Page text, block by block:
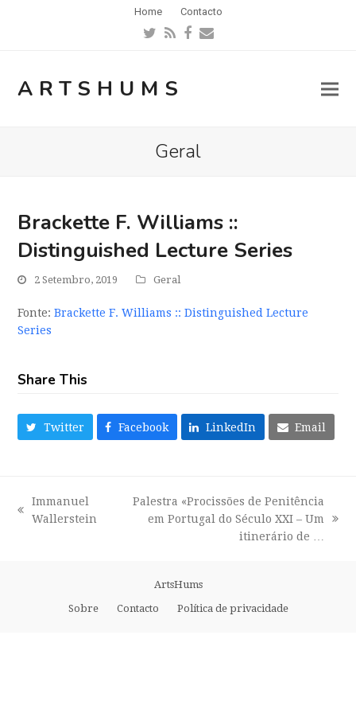
Home Contacto
Twitter
RSSFacebook
Email
ARTSHUMS
Geral
Brackette F. Williams ::
Distinguished Lecture Series
2 Setembro, 2019 Geral
Fonte:Brackette F. Williams :: Distinguished Lecture
Series
Share This
Twitter Facebook LinkedIn Email
previous
Immanuel
Wallerstein
Palestra «Procissões de Penitência
em Portugal do Século XXI – Um
itinerário de …
ArtsHums
Sobre
Contacto Política de privacidade